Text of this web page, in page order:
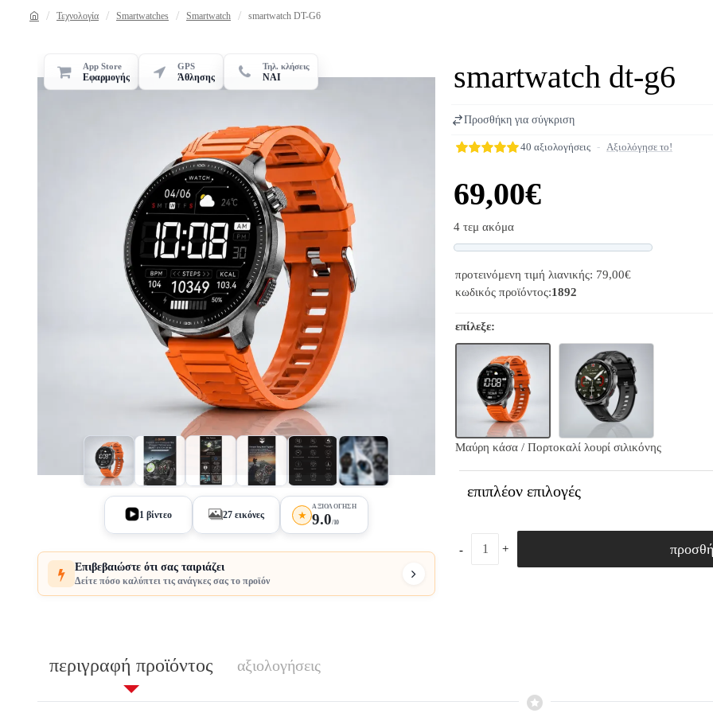
Τεχνολογία Smartwatches Smartwatch smartwatch DT-G6
App Store
Εφαρμογής
GPS
Άθλησης
Τηλ. κλήσεις
ΝΑΙ
1 βίντεο 27 εικόνες ★
ΑΞΙΟΛΌΓΗΣΗ
9.0/10
Επιβεβαιώστε ότι σας ταιριάζει
Δείτε πόσο καλύπτει τις ανάγκες σας το προϊόν
smartwatch dt-g6
40 αξιολογήσεις - Αξιολόγησε το!
69,00€
4 τεμ ακόμα
Προσθήκη για σύγκριση
προτεινόμενη τιμή λιανικής: 79,00€
κωδικός προϊόντος:1892
επίλεξε:
Μαύρη κάσα / Πορτοκαλί λουρί σιλικόνης
επιπλέον επιλογές
περιγραφή προϊόντος αξιολογήσεις